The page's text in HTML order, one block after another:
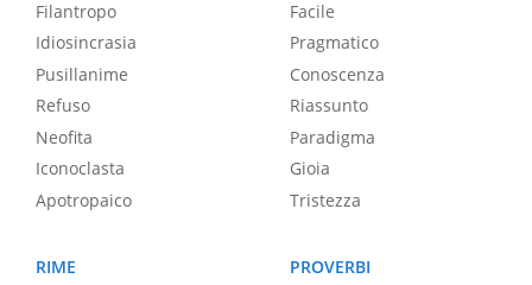
Filantropo
Idiosincrasia
Pusillanime
Refuso
Neofita
Iconoclasta
Apotropaico
Facile
Pragmatico
Conoscenza
Riassunto
Paradigma
Gioia
Tristezza
RIME
PROVERBI